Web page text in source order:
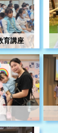
育講座